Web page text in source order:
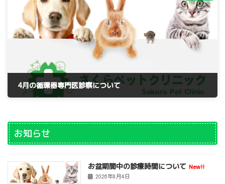
4月の循環器専門医診察について
お知らせ
お盆期間中の診療時間について New!!
2026年8月4日